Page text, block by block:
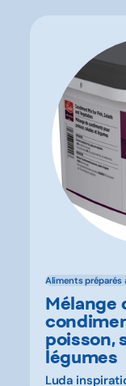
Aliments préparés
Mélange
poisson,
légumes
Luda